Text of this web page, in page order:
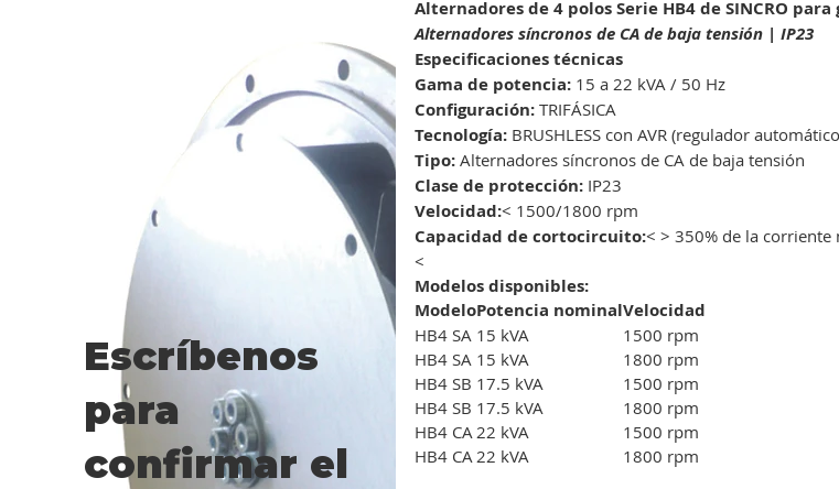
Alternadores de 4 polos Serie HB4 de SINCRO
Alternadores síncronos de CA de baja tensión | IP23
Especificaciones técnicas
Gama de potencia: 15 a 22 kVA / 50 Hz
Configuración: TRIFÁSICA
Tecnología: BRUSHLESS con AVR (regulador
Tipo: Alternadores síncronos de CA de baja tensión
Clase de protección: IP23
Velocidad:< 1500/1800 rpm
Capacidad de cortocircuito:< > 350% de la corriente
<
Modelos disponibles:
ModeloPotencia nominalVelocidad
HB4 SA 15 kVA
1500 rpm
HB4 SA 15 kVA
1800 rpm
HB4 SB 17.5 kVA
1500 rpm
HB4 SB 17.5 kVA
1800 rpm
HB4 CA 22 kVA
1500 rpm
HB4 CA 22 kVA 1800 rpm
Escríbenos
para
confirmar el